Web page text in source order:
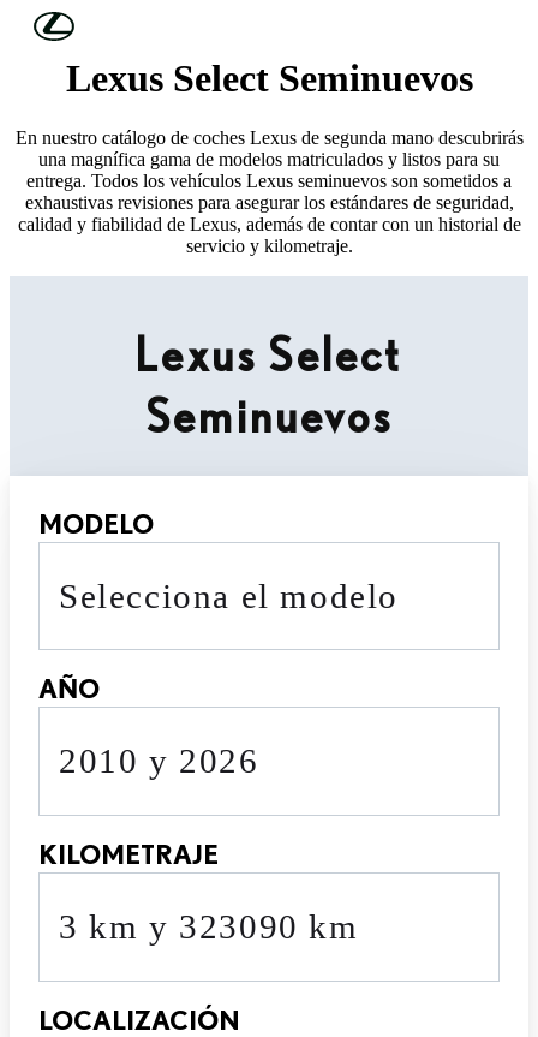
Skip to Main Content
Lexus Select Seminuevos
En nuestro catálogo de coches Lexus de segunda mano descubrirás
una magnífica gama de modelos matriculados y listos para su
entrega. Todos los vehículos Lexus seminuevos son sometidos a
exhaustivas revisiones para asegurar los estándares de seguridad,
calidad y fiabilidad de Lexus, además de contar con un historial de
servicio y kilometraje.
Lexus Select
Seminuevos
MODELO
Selecciona el modelo
AÑO
2010 y 2026
KILOMETRAJE
3 km y 323090 km
LOCALIZACIÓN